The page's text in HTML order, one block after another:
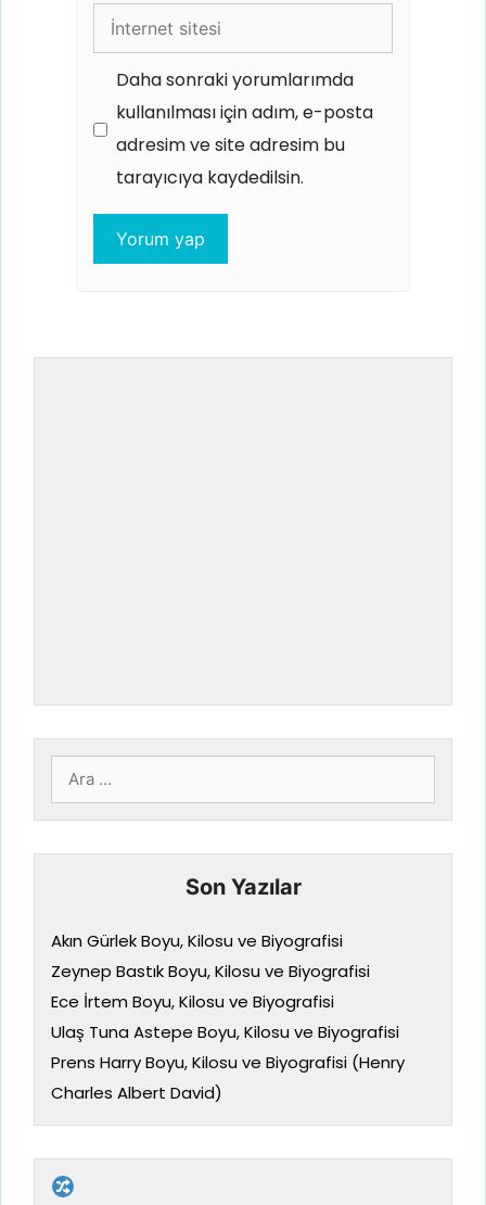
İnternet
sitesi
Daha sonraki yorumlarımda
kullanılması için adım, e-posta
adresim ve site adresim bu
tarayıcıya kaydedilsin.
için
ara
Son Yazılar
Akın Gürlek Boyu, Kilosu ve Biyografisi
Zeynep Bastık Boyu, Kilosu ve Biyografisi
Ece İrtem Boyu, Kilosu ve Biyografisi
Ulaş Tuna Astepe Boyu, Kilosu ve Biyografisi
Prens Harry Boyu, Kilosu ve Biyografisi (Henry
Charles Albert David)